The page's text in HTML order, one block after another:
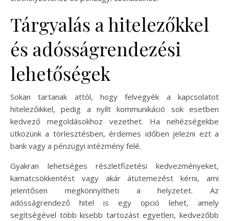
Tárgyalás a hitelezőkkel
és adósságrendezési
lehetőségek
Sokan tartanak attól, hogy felvegyék a kapcsolatot
hitelezőikkel, pedig a nyílt kommunikáció sok esetben
kedvező megoldásokhoz vezethet. Ha nehézségekbe
ütközünk a törlesztésben, érdemes időben jelezni ezt a
bank vagy a pénzügyi intézmény felé.
Gyakran lehetséges részletfizetési kedvezményeket,
kamatcsökkentést vagy akár átütemezést kérni, ami
jelentősen megkönnyítheti a helyzetet. Az
adósságrendező hitel is egy opció lehet, amely
segítségével több kisebb tartozást egyetlen, kedvezőbb